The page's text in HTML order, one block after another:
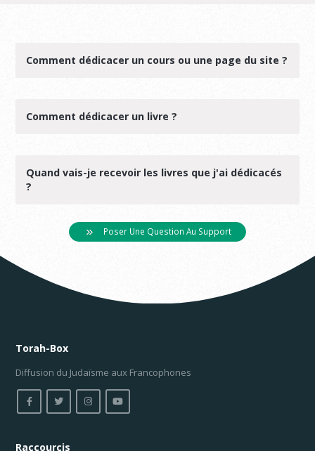
Comment dédicacer un cours ou une page du site ?
Comment dédicacer un livre ?
Quand vais-je recevoir les livres que j'ai dédicacés
?
Poser Une Question Au Support
Torah-Box
Diffusion du Judaïsme aux Francophones
Raccourcis